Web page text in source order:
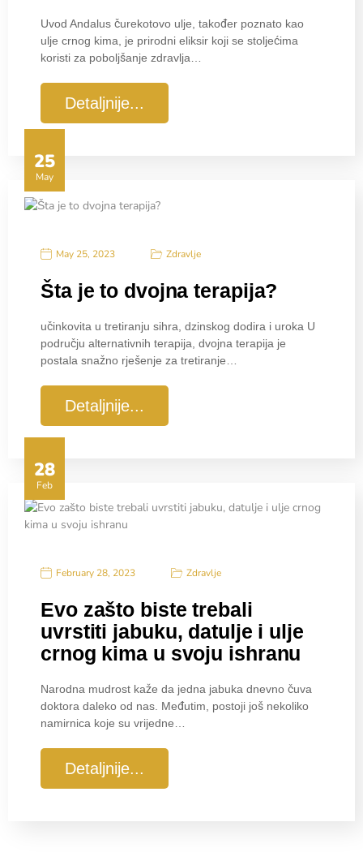
Uvod Andalus čurekotovo ulje, također poznato kao
ulje crnog kima, je prirodni eliksir koji se stoljećima
koristi za poboljšanje zdravlja…
Detaljnije...
25
May
May 25, 2023 Zdravlje
Šta je to dvojna terapija?
učinkovita u tretiranju sihra, dzinskog dodira i uroka U
području alternativnih terapija, dvojna terapija je
postala snažno rješenje za tretiranje…
Detaljnije...
28
Feb
February 28, 2023 Zdravlje
Evo zašto biste trebali
uvrstiti jabuku, datulje i ulje
crnog kima u svoju ishranu
Narodna mudrost kaže da jedna jabuka dnevno čuva
doktora daleko od nas. Međutim, postoji još nekoliko
namirnica koje su vrijedne…
Detaljnije...